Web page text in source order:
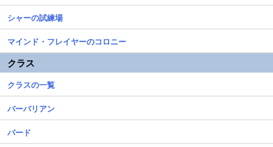
シャーの試練場
マインド・フレイヤーのコロニー
クラス
クラスの一覧
バーバリアン
バード